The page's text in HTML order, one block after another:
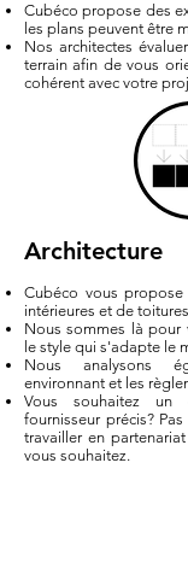
Cubéco propose des
les plans peuvent être
Nos architectes
terrain afin de vous
cohérent avec votre
Architecture
Cubéco vous
intérieures et de
Nous sommes là pour
le style qui s'adapte le
Nous analysons
environnant et les
Vous souhaitez un
fournisseur précis?
travailler en
vous souhaitez.